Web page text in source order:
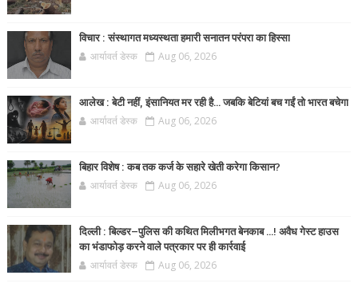
विचार : संस्थागत मध्यस्थता हमारी सनातन परंपरा का हिस्सा
आर्यावर्त डेस्क Aug 06, 2026
आलेख : बेटी नहीं, इंसानियत मर रही है… जबकि बेटियां बच गईं तो भारत बचेगा
आर्यावर्त डेस्क Aug 06, 2026
बिहार विशेष : कब तक कर्ज के सहारे खेती करेगा किसान?
आर्यावर्त डेस्क Aug 06, 2026
दिल्ली : बिल्डर–पुलिस की कथित मिलीभगत बेनकाब ...! अवैध गेस्ट हाउस
का भंडाफोड़ करने वाले पत्रकार पर ही कार्रवाई
आर्यावर्त डेस्क Aug 06, 2026